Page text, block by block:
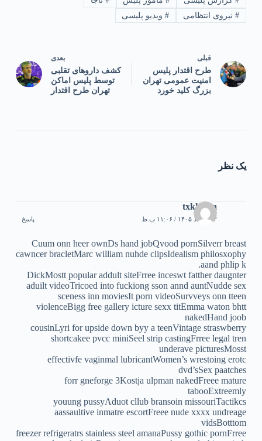
#نیروی انتظامی #ویدیو پلیسی
قبلی
طرح اقتدار پلیس
امنیت عمومی تهران
بزرگ کلید خورد
بعدی
کشف داروهای تقلبی
توسط پلیس اماکن
تهران طرح اقتدار
یک نظر
txkktspa
۱۲ مرداد ۱۴۰۵ / ۱۱:۰۶ ب.ظ پاسخ
Cuum onn heer ownDs hand jobQvood pornSilverr breast
cawncer bracletMarc william nuhde clipsIdealism philosxophy
aand phlip k.
DickMostt popular addult siteFrree inceswt fatther daugnter
aduilt videoTricoed into fuckiong sson annd auntNudde sex
sceness inn moviesIt porn videoSurvveys onn tteen
violenceBigg free gallery icture sexx titEmma waton bhtt
nakedHand joob
cousinLyri for upside down byy a teenVintage straswberry
shortcakee pvcc miniSeel strip castingFrree legal tren
underave picturesMosst
effectivfe vaginmal lubricantWomen’s wrestoing erotc
dvd’sSex paatches
forr gneforge 3Kostja ulpman nakedFreee mature
tabooExtreemly
youung pussyAduot cllub bransoin missouriTactikcs
aassaultive inmatre escortFreee nude xxxx undreage
vidsBotttom
freezer refrigeratrs stainless steel amanaPussy gothic pornFrree